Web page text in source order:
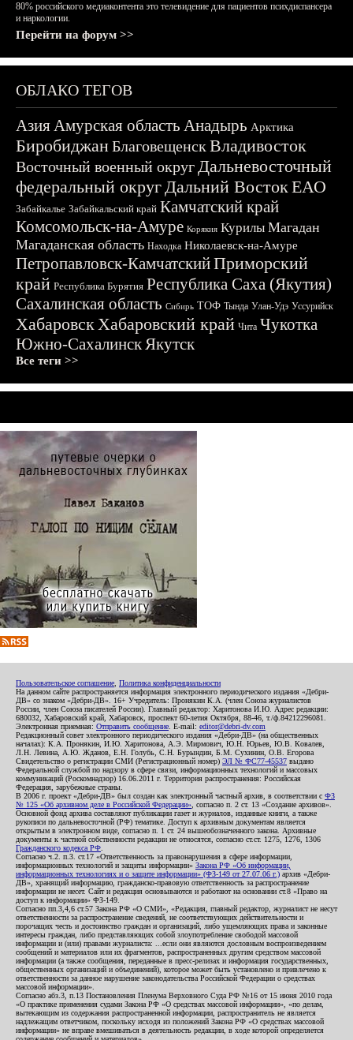
80% российского медиаконтента это телевидение для пациентов психдиспансера
и наркологии.
Перейти на форум >>
ОБЛАКО ТЕГОВ
АзияАмурская область Анадырь Арктика
БиробиджанБлаговещенскВладивосток
Восточный военный округДальневосточный
федеральный округДальний ВостокЕАО
Забайкалье Забайкальский край Камчатский край
Комсомольск-на-Амуре Корякия Курилы Магадан
Магаданская область Находка Николаевск-на-Амуре
Петропавловск-КамчатскийПриморский
край Республика Бурятия Республика Саха (Якутия)
Сахалинская область Сибирь ТОФ Тында Улан-Удэ Уссурийск
ХабаровскХабаровский край Чита Чукотка
Южно-СахалинскЯкутск
Все теги >>
Пользовательское соглашение Политика конфиденциальности
На данном сайте распространяется информация электронного периодического издания «Дебри-
ДВ» со знаком «Дебри-ДВ». 16+ Учредитель: Пронякин К.А. (член Союза журналистов
России, член Союза писателей России). Главный редактор: Харитонова И.Ю. Адрес редакции:
680032, Хабаровский край, Хабаровск, проспект 60-летия Октября, 88-46, т./ф.84212296081.
Электронная приемная: Отправить сообщение . E-mail: editor@debri-dv.com
Редакционный совет электронного периодического издания «Дебри-ДВ» (на общественных
началах): К.А. Пронякин, И.Ю. Харитонова, А.Э. Мирмович, Ю.Н. Юрьев, Ю.В. Ковалев,
Л.Н. Левина, А.Ю. Жданов, Е.Н. Голубь, С.Н. Бурындин, Б.М. Сухинин, О.В. Егорова
Свидетельство о регистрации СМИ (Регистрационный номер) ЭЛ № ФС77-45537 выдано
Федеральной службой по надзору в сфере связи, информационных технологий и массовых
коммуникаций (Роскомнадзор) 16.06.2011 г. Территория распространения: Российская
Федерация, зарубежные страны.
В 2006 г. проект «Дебри-ДВ» был создан как электронный частный архив, в соответствии с ФЗ
№ 125 «Об архивном деле в Российской Федерации» , согласно п. 2 ст. 13 «Создание архивов».
Основной фонд архива составляют публикации газет и журналов, изданные книги, а также
рукописи по дальневосточной (РФ) тематике. Доступ к архивным документам является
открытым в электронном виде, согласно п. 1 ст. 24 вышеобозначенного закона. Архивные
документы к частной собственности редакции не относятся, согласно ст.ст. 1275, 1276, 1306
Гражданского кодекса РФ
Согласно ч.2. п.3. ст.17 «Ответственность за правонарушения в сфере информации,
информационных технологий и защиты информации» Закона РФ «Об информации,
информационных технологиях и о защите информации» (ФЗ-149 от 27.07.06 г.) архив «Дебри-
ДВ», хранящий информацию, гражданско-правовую ответственность за распространение
информации не несет. Сайт и редакция основываются и работают на основании ст.8 «Право на
доступ к информации» ФЗ-149.
Согласно пп.3,4,6 ст.57 Закона РФ «О СМИ», «Редакция, главный редактор, журналист не несут
ответственности за распространение сведений, не соответствующих действительности и
порочащих честь и достоинство граждан и организаций, либо ущемляющих права и законные
интересы граждан, либо представляющих собой злоупотребление свободой массовой
информации и (или) правами журналиста: ...если они являются дословным воспроизведением
сообщений и материалов или их фрагментов, распространенных другим средством массовой
информации (а также сообщения, переданные в пресс-релизах и информация государственных,
общественных организаций и объединений), которое может быть установлено и привлечено к
ответственности за данное нарушение законодательства Российской Федерации о средствах
массовой информации».
Согласно абз.3, п.13 Постановления Пленума Верховного Суда РФ №16 от 15 июня 2010 года
«О практике применения судами Закона РФ «О средствах массовой информации», «по делам,
вытекающим из содержания распространенной информации, распространитель не является
надлежащим ответчиком, поскольку исходя из положений Закона РФ «О средствах массовой
информации» не вправе вмешиваться в деятельность редакции, в ходе которой определяется